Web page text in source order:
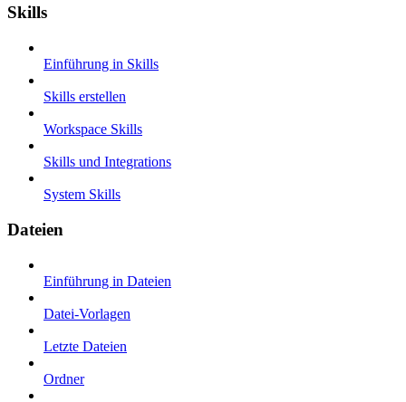
Skills
Einführung in Skills
Skills erstellen
Workspace Skills
Skills und Integrations
System Skills
Dateien
Einführung in Dateien
Datei-Vorlagen
Letzte Dateien
Ordner